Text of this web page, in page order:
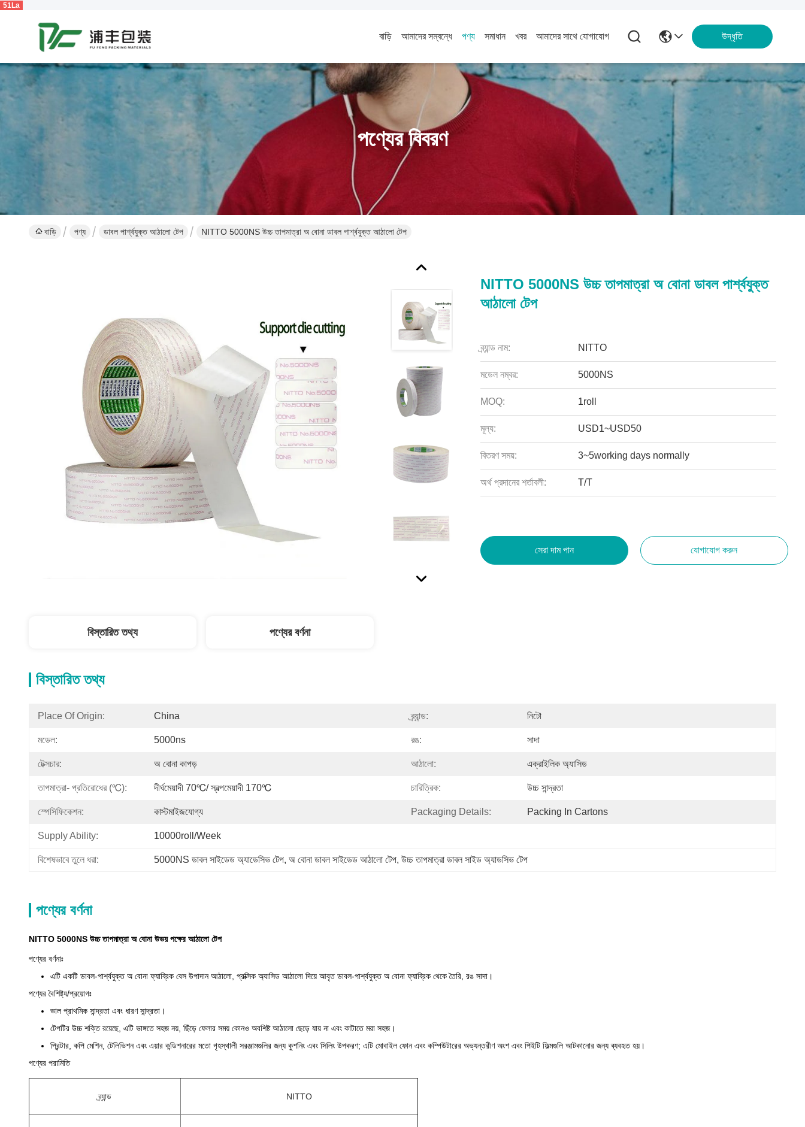
51La
বাড়ি আমাদের সম্বন্ধে পণ্য সমাধান খবর আমাদের সাথে যোগাযোগ উদ্ধৃতি
পণ্যের বিবরণ
বাড়ি পণ্য ডাবল পার্শ্বযুক্ত আঠালো টেপ NITTO 5000NS উচ্চ তাপমাত্রা অ বোনা ডাবল পার্শ্বযুক্ত আঠালো টেপ
NITTO 5000NS উচ্চ তাপমাত্রা অ বোনা ডাবল পার্শ্বযুক্ত
আঠালো টেপ
ব্র্যান্ড নাম: NITTO
মডেল নম্বর: 5000NS
MOQ: 1roll
মূল্য: USD1~USD50
বিতরণ সময়: 3~5working days normally
অর্থ প্রদানের শর্তাবলী: T/T
সেরা দাম পান যোগাযোগ করুন
বিস্তারিত তথ্য পণ্যের বর্ণনা
বিস্তারিত তথ্য
Place Of Origin: China ব্র্যান্ড: নিটো
মডেল: 5000ns রঙ: সাদা
টেক্সচার: অ বোনা কাপড় আঠালো: এক্রাইলিক অ্যাসিড
তাপমাত্রা- প্রতিরোধের (℃): দীর্ঘমেয়াদী 70℃/ স্বল্পমেয়াদী 170℃ চারিত্রিক: উচ্চ সান্দ্রতা
স্পেসিফিকেশন: কাস্টমাইজযোগ্য Packaging Details: Packing In Cartons
Supply Ability: 10000roll/week
বিশেষভাবে তুলে ধরা: 5000NS ডাবল সাইডেড অ্যাডেসিভ টেপ, অ বোনা ডাবল সাইডেড আঠালো টেপ, উচ্চ তাপমাত্রা ডাবল সাইড অ্যাডসিভ টেপ
পণ্যের বর্ণনা
NITTO 5000NS উচ্চ তাপমাত্রা অ বোনা উভয় পক্ষের আঠালো টেপ
পণ্যের বর্ণনাঃ
এটি একটি ডাবল-পার্শ্বযুক্ত অ বোনা ফ্যাব্রিক বেস উপাদান আঠালো, প্রক্সিক অ্যাসিড আঠালো দিয়ে আবৃত ডাবল-পার্শ্বযুক্ত অ বোনা ফ্যাব্রিক থেকে তৈরি, রঙ সাদা।
পণ্যের বৈশিষ্ট্য/প্রয়োগঃ
ভাল প্রাথমিক সান্দ্রতা এবং ধারণ সান্দ্রতা।
টেপটির উচ্চ শক্তি রয়েছে, এটি ভাঙ্গতে সহজ নয়, ছিঁড়ে ফেলার সময় কোনও অবশিষ্ট আঠালো ছেড়ে যায় না এবং কাটাতে মরা সহজ।
প্রিন্টার, কপি মেশিন, টেলিভিশন এবং এয়ার কন্ডিশনারের মতো গৃহস্থালী সরঞ্জামগুলির জন্য কুশনিং এবং সিলিং উপকরণ; এটি মোবাইল ফোন এবং কম্পিউটারের অভ্যন্তরীণ অংশ এবং পিইটি ফিল্মগুলি আটকানোর জন্য ব্যবহৃত হয়।
পণ্যের পরামিতি
ব্র্যান্ড NITTO